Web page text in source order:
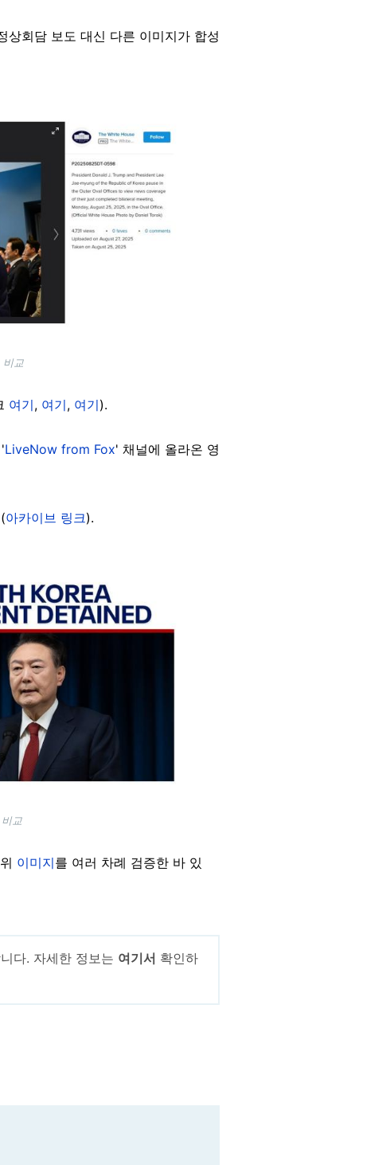
상회담 보도 대신 다른 이미지가 합성
비교
여기, 여기, 여기).
LiveNow from Fox' 채널에 올라온 영
아카이브 링크).
교
이미지를 여러 차례 검증한 바 있
다. 자세한 정보는 여기서 확인하